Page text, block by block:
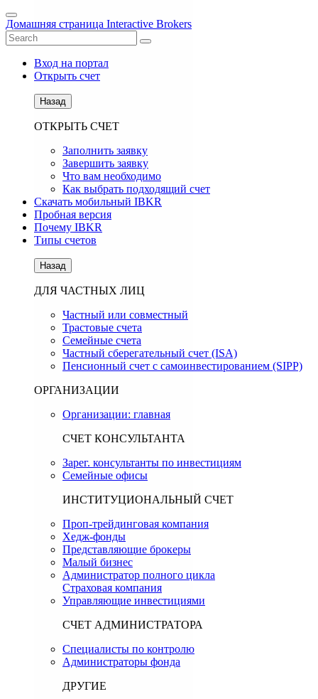
Домашняя страница Interactive Brokers
Вход на портал
Открыть счет
Назад
ОТКРЫТЬ СЧЕТ
Заполнить заявку
Завершить заявку
Что вам необходимо
Как выбрать подходящий счет
Скачать мобильный IBKR
Пробная версия
Почему IBKR
Типы счетов
Назад
ДЛЯ ЧАСТНЫХ ЛИЦ
Частный или совместный
Трастовые счета
Семейные счета
Частный сберегательный счет (ISA)
Пенсионный счет с самоинвестированием (SIPP)
ОРГАНИЗАЦИИ
Организации: главная
СЧЕТ КОНСУЛЬТАНТА
Зарег. консультанты по инвестициям
Семейные офисы
ИНСТИТУЦИОНАЛЬНЫЙ СЧЕТ
Проп-трейдинговая компания
Хедж-фонды
Представляющие брокеры
Малый бизнес
Администратор полного цикла
Страховая компания
Управляющие инвестициями
СЧЕТ АДМИНИСТРАТОРА
Специалисты по контролю
Администраторы фонда
ДРУГИЕ